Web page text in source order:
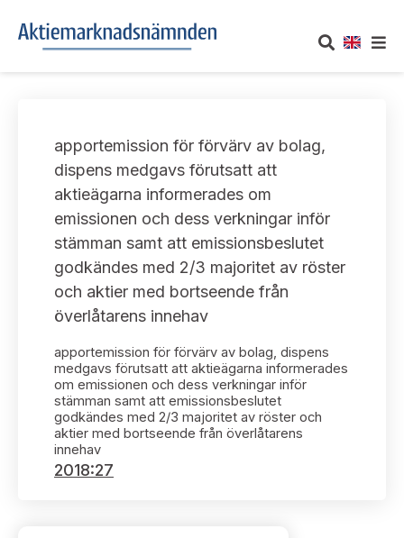
Om oss
Vårt uppdrag
Informationsgivning
Arbetssätt och jävsfrågor
Arbetsordning
Ledamöter
Huvudmän
UTTALANDEN
Om nämndens uttalanden
Framställningar och konsultation
Uttalanden sorterade efter publiceringsdatum
Uttalanden sorterade ämnesvis
Sök uttalanden
Avgifter
TAKEOVER-REGLER
Takeover-regler för reglerade marknader och vissa
handelsplattformar
AKTUELLT
Nyheter och pressmeddelanden
Prenumerera
Bildarkiv
KONTAKT
Kontakt angående ansökningar och uttalanden
Kontakt administrativa ärenden
apportemission för förvärv av bolag,
dispens medgavs förutsatt att
aktieägarna informerades om
emissionen och dess verkningar inför
stämman samt att emissionsbeslutet
godkändes med 2/3 majoritet av röster
och aktier med bortseende från
överlåtarens innehav
apportemission för förvärv av bolag, dispens
medgavs förutsatt att aktieägarna informerades
om emissionen och dess verkningar inför
stämman samt att emissionsbeslutet
godkändes med 2/3 majoritet av röster och
aktier med bortseende från överlåtarens
innehav
2018:27